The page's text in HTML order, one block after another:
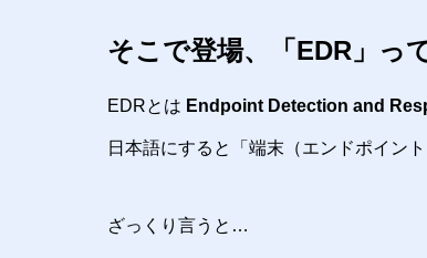
そこで登場、「EDR」っ
EDRとは Endpoint Detection and
日本語にすると「端末（エンドポイン
ざっくり言うと…